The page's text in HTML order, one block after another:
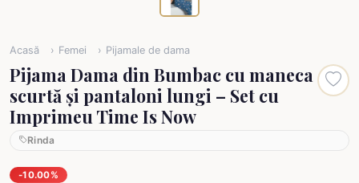
Acasă Femei Pijamale de dama
Pijama Dama din Bumbac cu maneca
scurtă și pantaloni lungi – Set cu
Imprimeu Time Is Now
Rinda
-10.00%